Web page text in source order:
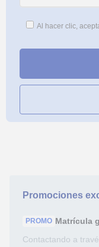
Al hacer clic,
Promociones
PROMO Matrícula
Contactando a